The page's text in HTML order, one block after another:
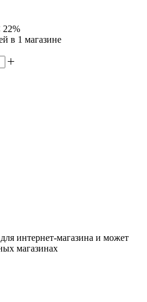
22%
в 1 магазине
интернет-магазина и может
магазинах